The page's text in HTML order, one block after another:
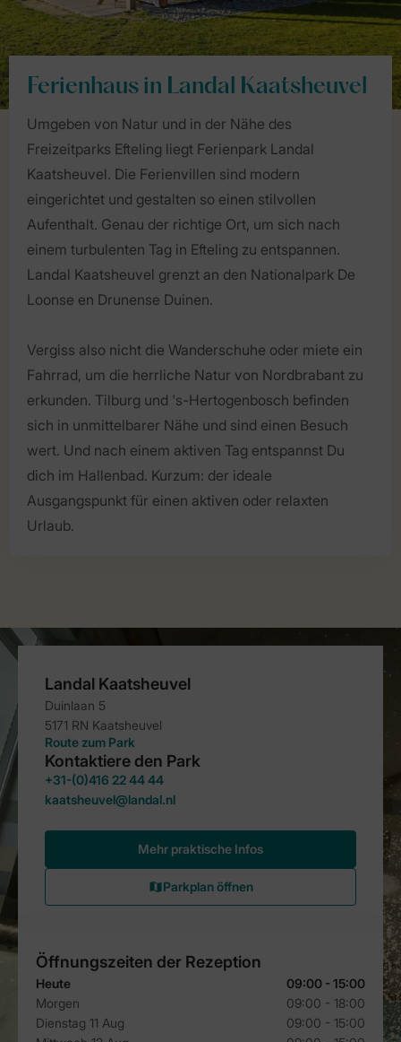
Ferienhaus in Landal Kaatsheuvel
Umgeben von Natur und in der Nähe des
Freizeitparks Efteling liegt Ferienpark Landal
Kaatsheuvel. Die Ferienvillen sind modern
eingerichtet und gestalten so einen stilvollen
Aufenthalt. Genau der richtige Ort, um sich nach
einem turbulenten Tag in Efteling zu entspannen.
Landal Kaatsheuvel grenzt an den Nationalpark De
Loonse en Drunense Duinen.
Vergiss also nicht die Wanderschuhe oder miete ein
Fahrrad, um die herrliche Natur von Nordbrabant zu
erkunden. Tilburg und 's-Hertogenbosch befinden
sich in unmittelbarer Nähe und sind einen Besuch
wert. Und nach einem aktiven Tag entspannst Du
dich im Hallenbad. Kurzum: der ideale
Ausgangspunkt für einen aktiven oder relaxten
Urlaub.